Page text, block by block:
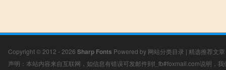
Copyright © 2012 - 2026 Sharp Fonts Powered by 网站分类目录 | 精选推荐文章
声明：本站内容来自互联网，如信息有错误可发邮件到f_fb#foxmail.com说明，